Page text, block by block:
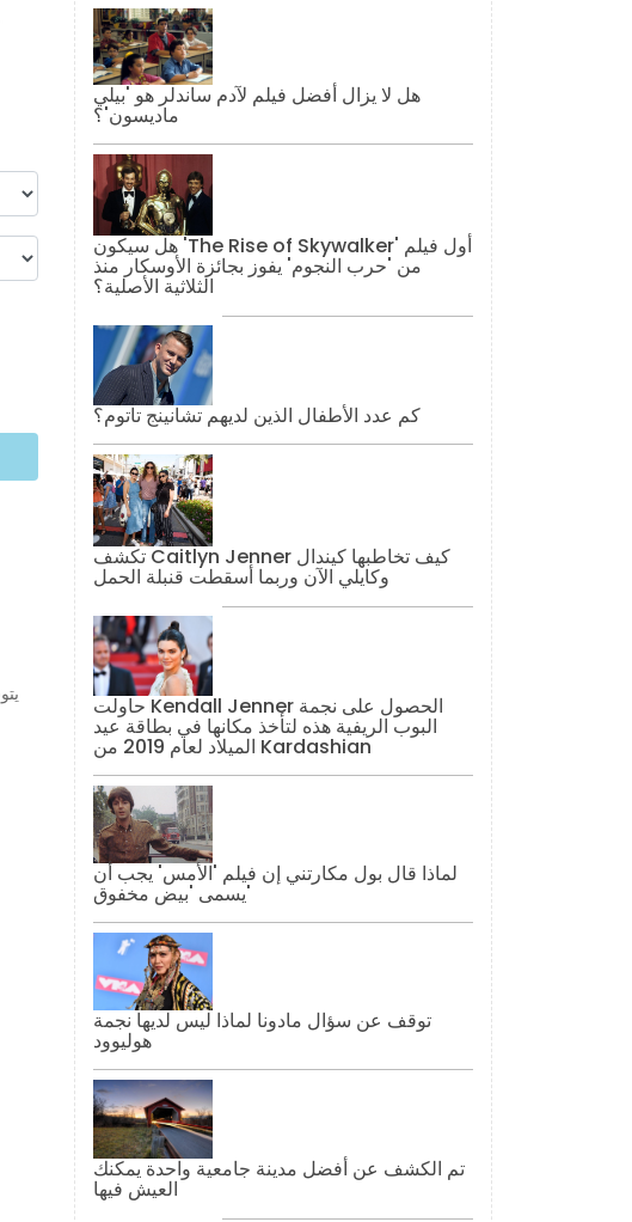
هل لا يزال أفضل فيلم لآدم ساندلر هو 'بيلي
ماديسون'؟
هل سيكون 'The Rise of Skywalker' أول فيلم
من 'حرب النجوم' يفوز بجائزة الأوسكار منذ
الثلاثية الأصلية؟
كم عدد الأطفال الذين لديهم تشانينج تاتوم؟
تكشف Caitlyn Jenner كيف تخاطبها كيندال
وكايلي الآن وربما أسقطت قنبلة الحمل
حاولت Kendall Jenner الحصول على نجمة
البوب ​​الريفية هذه لتأخذ مكانها في بطاقة عيد
الميلاد لعام 2019 من Kardashian
لماذا قال بول مكارتني إن فيلم 'الأمس' يجب أن
يسمى 'بيض مخفوق'
توقف عن سؤال مادونا لماذا ليس لديها نجمة
هوليوود
تم الكشف عن أفضل مدينة جامعية واحدة يمكنك
العيش فيها